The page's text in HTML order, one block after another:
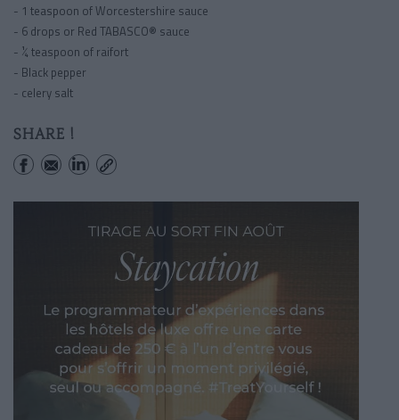
- 1 teaspoon of Worcestershire sauce
- 6 drops or Red TABASCO® sauce
- ¼ teaspoon of raifort
- Black pepper
- celery salt
SHARE !